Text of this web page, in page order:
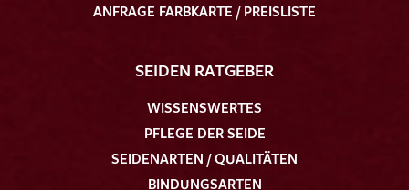
ANFRAGE FARBKARTE / PREISLISTE
SEIDEN RATGEBER
WISSENSWERTES
PFLEGE DER SEIDE
SEIDENARTEN / QUALITÄTEN
BINDUNGSARTEN